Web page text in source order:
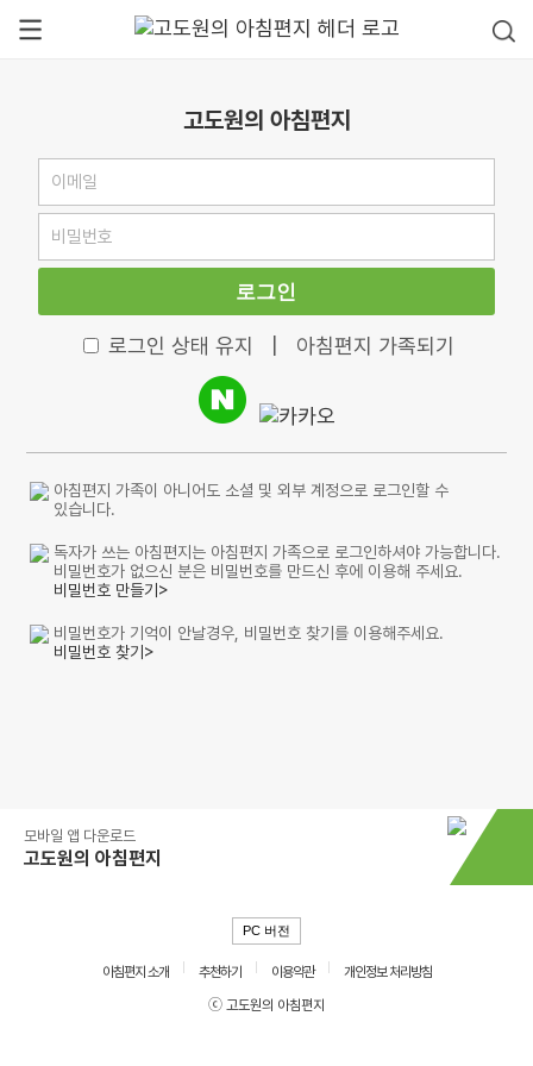
고도원의 아침편지
로그인
로그인 상태 유지 아침편지 가족되기
아침편지 가족이 아니어도 소셜 및 외부 계정으로 로그인할 수
있습니다.
독자가 쓰는 아침편지는 아침편지 가족으로 로그인하셔야 가능합니다.
비밀번호가 없으신 분은 비밀번호를 만드신 후에 이용해 주세요.
비밀번호 만들기>
비밀번호가 기억이 안날경우, 비밀번호 찾기를 이용해주세요.
비밀번호 찾기>
모바일 앱 다운로드
고도원의 아침편지
PC 버전
아침편지 소개 추천하기 이용약관
개인정보 처리방침
ⓒ 고도원의 아침편지